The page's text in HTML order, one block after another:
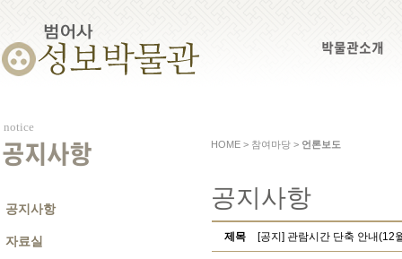
박물관소개
notice
공지사항
공지사항
자료실
HOME > 참여마당 > 언론보도
공지사항
제목 [공지] 관람시간 단축 안내(12